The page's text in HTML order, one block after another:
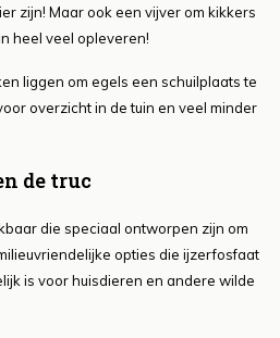
zijn! Maar ook een vijver om kikkers
heel veel opleveren!
liggen om egels een schuilplaats te
overzicht in de tuin en veel minder
de truc
die speciaal ontworpen zijn om
opties die ijzerfosfaat
is voor huisdieren en andere wilde